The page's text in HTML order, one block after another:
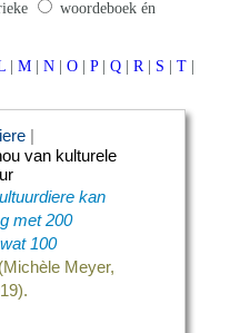
woordeboek én
| M | N | O | P | Q | R | S | T |
|
van kulturele
kan
met 200
100
(Michèle Meyer,